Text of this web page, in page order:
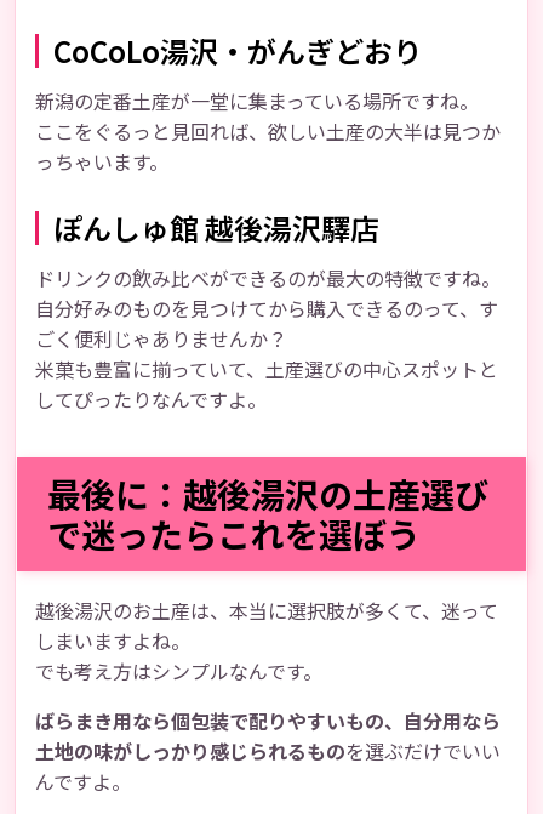
CoCoLo湯沢・がんぎどおり
新潟の定番土産が一堂に集まっている場所ですね。
ここをぐるっと見回れば、欲しい土産の大半は見つか
っちゃいます。
ぽんしゅ館 越後湯沢驛店
ドリンクの飲み比べができるのが最大の特徴ですね。
自分好みのものを見つけてから購入できるのって、す
ごく便利じゃありませんか？
米菓も豊富に揃っていて、土産選びの中心スポットと
してぴったりなんですよ。
最後に：越後湯沢の土産選び
で迷ったらこれを選ぼう
越後湯沢のお土産は、本当に選択肢が多くて、迷って
しまいますよね。
でも考え方はシンプルなんです。
ばらまき用なら個包装で配りやすいもの、自分用なら
土地の味がしっかり感じられるものを選ぶだけでいい
んですよ。